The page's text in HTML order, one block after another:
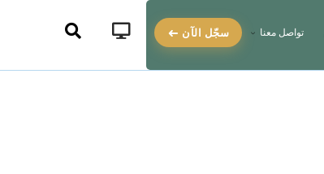
تواصل معنا سجّل الآن